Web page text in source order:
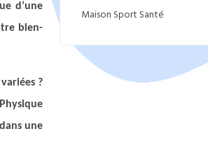
d’une
bien-
?
une
Maison Sport Santé